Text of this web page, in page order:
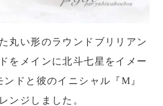
丸い形のラウンドブリリアン
をメインに北斗七星をイメー
ドと彼のイニシャル『M』
ンジしました。